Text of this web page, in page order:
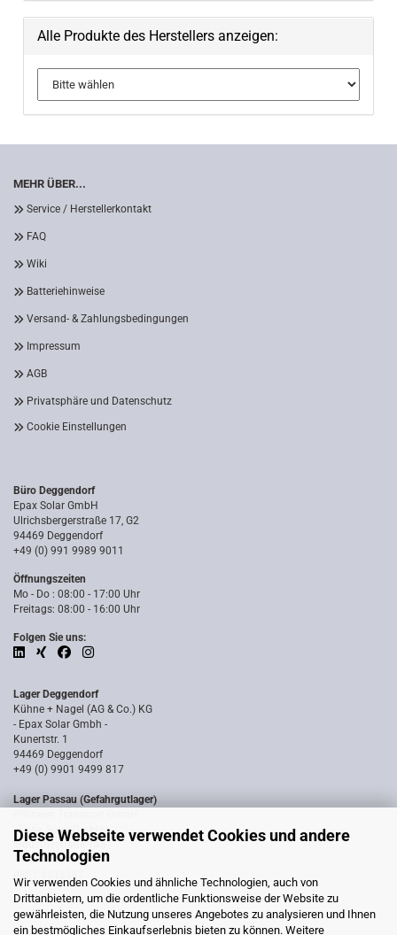
Diese Webseite verwendet Cookies und andere
Technologien
Wir verwenden Cookies und ähnliche Technologien, auch von
Drittanbietern, um die ordentliche Funktionsweise der Website zu
gewährleisten, die Nutzung unseres Angebotes zu analysieren und Ihnen
ein bestmögliches Einkaufserlebnis bieten zu können. Weitere
Alle Produkte des Herstellers anzeigen:
MEHR ÜBER...
Service / Herstellerkontakt
FAQ
Wiki
Batteriehinweise
Versand- & Zahlungsbedingungen
Impressum
AGB
Privatsphäre und Datenschutz
Cookie Einstellungen
Büro Deggendorf
Epax Solar GmbH
Ulrichsbergerstraße 17, G2
94469 Deggendorf
+49 (0) 991 9989 9011
Öffnungszeiten
Mo - Do : 08:00 - 17:00 Uhr
Freitags: 08:00 - 16:00 Uhr
Folgen Sie uns:
Lager Deggendorf
Kühne + Nagel (AG & Co.) KG
- Epax Solar Gmbh -
Kunertstr. 1
94469 Deggendorf
+49 (0) 9901 9499 817
Lager Passau (Gefahrgutlager)
- Epax Solar GmbH -
Industriestraße 14a
94036 Passau
0851 8818187